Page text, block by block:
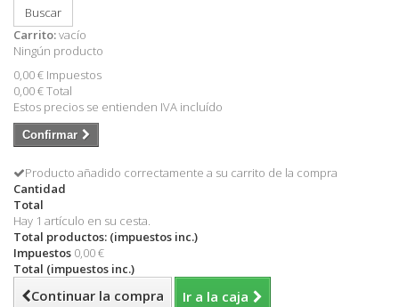
Buscar
Carrito:vacío
Ningún producto
0,00 € Impuestos
0,00 €Total
Estos precios se entienden IVA incluído
Confirmar
Producto añadido correctamente a su carrito de la compra
Cantidad
Total
Hay 1 artículo en su cesta.
Total productos: (impuestos inc.)
Impuestos 0,00 €
Total (impuestos inc.)
Continuar la compra Ir a la caja